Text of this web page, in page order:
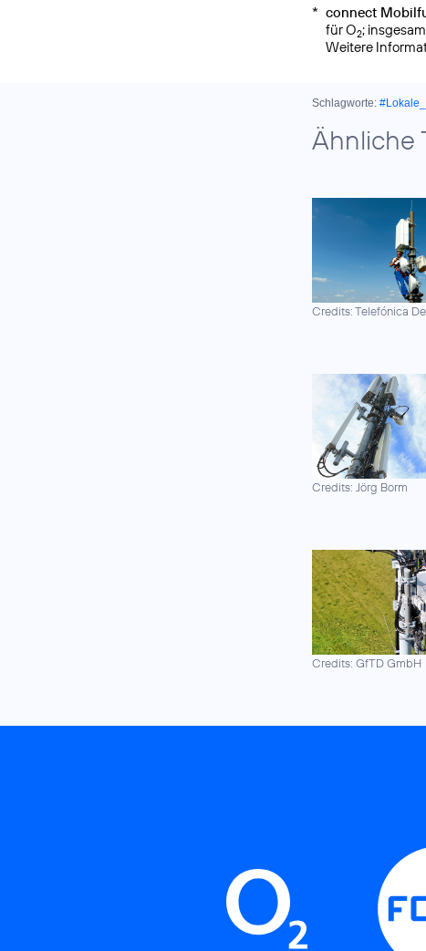
* connect
für O2;
Weitere
Schlagworte:
Ähnliche
Credits: Telefónica
Credits: Jörg Borm
Credits: GfTD GmbH